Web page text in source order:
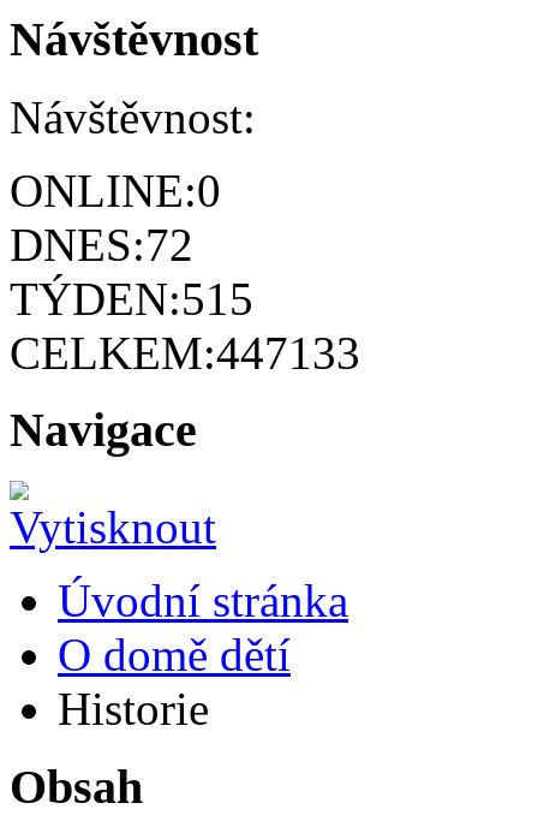
Návštěvnost
Návštěvnost:
ONLINE:0
DNES:72
TÝDEN:515
CELKEM:447133
Navigace
Úvodní stránka
O domě dětí
Historie
Obsah